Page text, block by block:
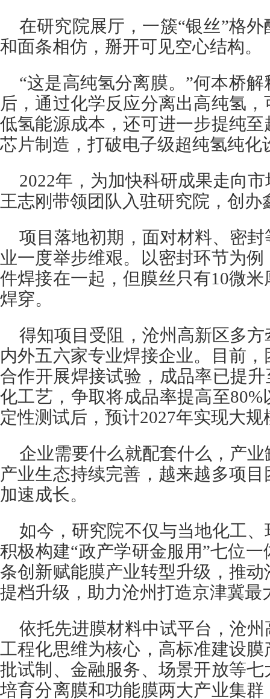
在研究院展厅，一簇“银丝”格
和面条相仿，掰开可见空心结构。
“这是高纯氢分离膜。”何本桥
后，通过化学反应分离出高纯氢
低氢能源成本，还可进一步提纯
芯片制造，打破电子级超纯氢纯化
2022年，为加快科研成果走向
王志刚带领团队入驻研究院，创办
项目落地初期，面对材料、密
业一度举步维艰。以密封环节为
件焊接在一起，但膜丝只有10微
焊穿。
得知项目受阻，沧州高新区多
内外五六家专业焊接企业。目前
合作开展焊接试验，成品率已提
化工艺，争取将成品率提高至
定性测试后，预计2027年实现大规
企业需要什么就配套什么，产
产业生态持续完善，越来越多项
加速成长。
如今，研究院不仅与当地化工
积极构建“政产学研金服用”七位
条创新赋能膜产业转型升级，推
提档升级，助力沧州打造京津冀最
依托先进膜材料中试平台，沧
工程化思维为核心，高标准建设
批试制、金融服务、场景开放等
培育分离膜和功能膜两大产业集